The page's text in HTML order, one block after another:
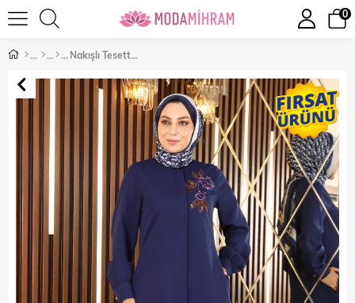
0
Nakışlı Tesettür Ferace İndigo 10773